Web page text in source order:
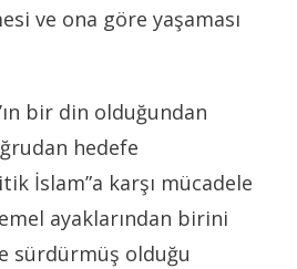
ve ona göre yaşaması
bir din olduğundan
hedefe
İslam”a karşı mücadele
ayaklarından birini
sürdürmüş olduğu